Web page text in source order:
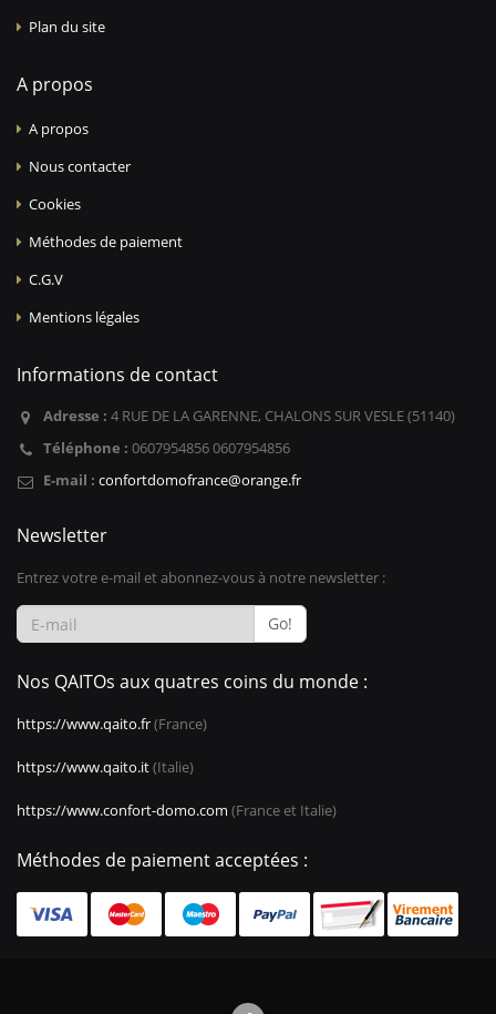
Plan du site
A propos
A propos
Nous contacter
Cookies
Méthodes de paiement
C.G.V
Mentions légales
Informations de contact
Adresse : 4 RUE DE LA GARENNE, CHALONS SUR VESLE (51140)
Téléphone : 0607954856 0607954856
E-mail : confortdomofrance@orange.fr
Newsletter
Entrez votre e-mail et abonnez-vous à notre newsletter :
Go!
Nos QAITOs aux quatres coins du monde :
https://www.qaito.fr(France)
https://www.qaito.it(Italie)
https://www.confort-domo.com (France et Italie)
Méthodes de paiement acceptées :